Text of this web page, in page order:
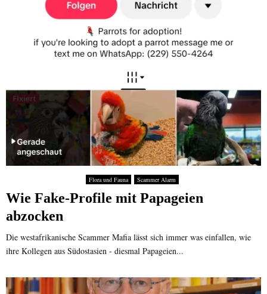
Flora und Fauna Scammer Alarm
Wie Fake-Profile mit Papageien
abzocken
Die westafrikanische Scammer Mafia lässt sich immer was einfallen, wie
ihre Kollegen aus Südostasien - diesmal Papageien...